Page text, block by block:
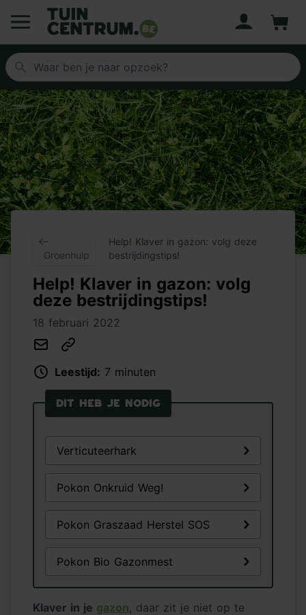
Logo Tuincentrum.be
Groenhulp
Help! Klaver in gazon: volg deze
bestrijdingstips!
Help! Klaver in gazon: volg
deze bestrijdingstips!
18 februari 2022
Leestijd: 7 minuten
Dit heb je nodig
Verticuteerhark
Pokon Onkruid Weg!
Pokon Graszaad Herstel SOS
Pokon Bio Gazonmest
Klaver in je gazon, daar zit je niet op te